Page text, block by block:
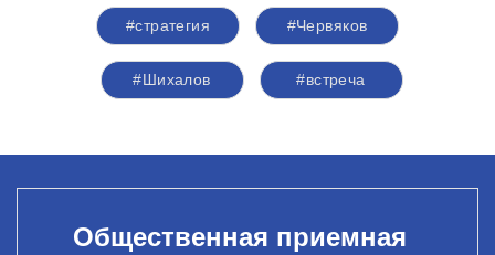
#стратегия #Червяков
#Шихалов #встреча
Общественная приемная